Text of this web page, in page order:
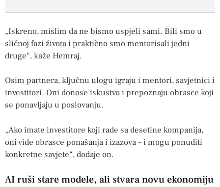
„Iskreno, mislim da ne bismo uspjeli sami. Bili smo u
sličnoj fazi života i praktično smo mentorisali jedni
druge“, kaže Hemraj.
Osim partnera, ključnu ulogu igraju i mentori, savjetnici i
investitori. Oni donose iskustvo i prepoznaju obrasce koji
se ponavljaju u poslovanju.
„Ako imate investitore koji rade sa desetine kompanija,
oni vide obrasce ponašanja i izazova – i mogu ponuditi
konkretne savjete“, dodaje on.
AI ruši stare modele, ali stvara novu ekonomiju